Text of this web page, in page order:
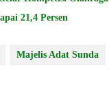
21,4 Persen
Majelis Adat Sunda